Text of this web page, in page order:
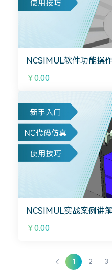
NCSIMUL软件功能操
￥0.00
NCSIMUL实战案例讲
￥0.00
1 2 3